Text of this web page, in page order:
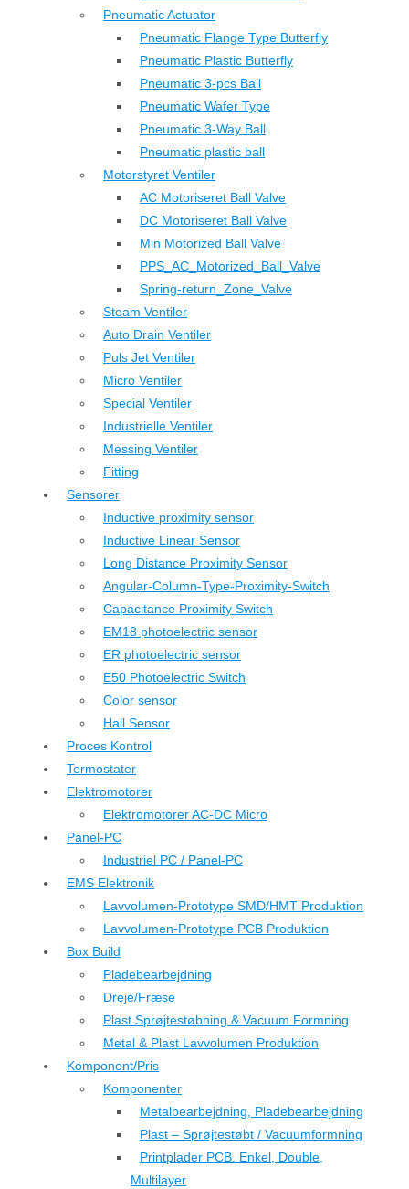
Pneumatic Actuator
Pneumatic Flange Type Butterfly
Pneumatic Plastic Butterfly
Pneumatic 3-pcs Ball
Pneumatic Wafer Type
Pneumatic 3-Way Ball
Pneumatic plastic ball
Motorstyret Ventiler
AC Motoriseret Ball Valve
DC Motoriseret Ball Valve
Min Motorized Ball Valve
PPS_AC_Motorized_Ball_Valve
Spring-return_Zone_Valve
Steam Ventiler
Auto Drain Ventiler
Puls Jet Ventiler
Micro Ventiler
Special Ventiler
Industrielle Ventiler
Messing Ventiler
Fitting
Sensorer
Inductive proximity sensor
Inductive Linear Sensor
Long Distance Proximity Sensor
Angular-Column-Type-Proximity-Switch
Capacitance Proximity Switch
EM18 photoelectric sensor
ER photoelectric sensor
E50 Photoelectric Switch
Color sensor
Hall Sensor
Proces Kontrol
Termostater
Elektromotorer
Elektromotorer AC-DC Micro
Panel-PC
Industriel PC / Panel-PC
EMS Elektronik
Lavvolumen-Prototype SMD/HMT Produktion
Lavvolumen-Prototype PCB Produktion
Box Build
Pladebearbejdning
Dreje/Fræse
Plast Sprøjtestøbning & Vacuum Formning
Metal & Plast Lavvolumen Produktion
Komponent/Pris
Komponenter
Metalbearbejdning, Pladebearbejdning
Plast – Sprøjtestøbt / Vacuumformning
Printplader PCB. Enkel, Double,
Multilayer